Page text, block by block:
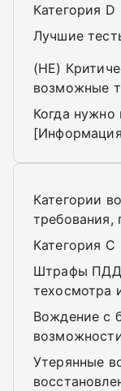
Категория D
Лучшие
(НЕ)
возможные
Когда нужно
Категории
требования,
Категория C
Штрафы ПДД:
техосмотра
Вождение с
Утерянные